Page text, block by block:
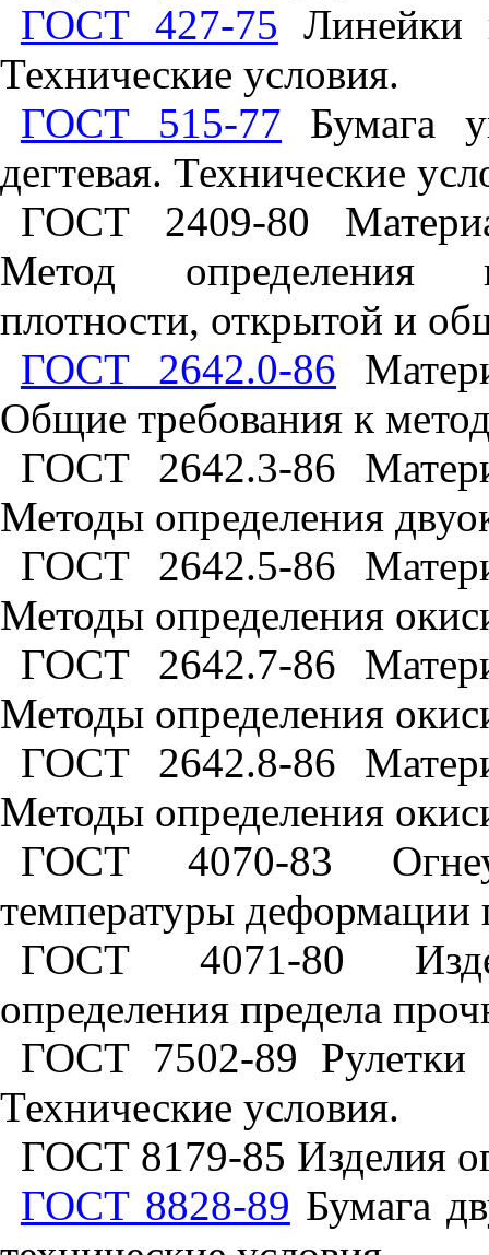
ГОСТ 427-75 Линейки
Технические условия.
ГОСТ 515-77 Бумага
дегтевая. Технические
ГОСТ 2409-80
Метод определения
плотности, открытой и
ГОСТ 2642.0-86
Общие требования к
ГОСТ 2642.3-86
Методы определения
ГОСТ 2642.5-86
Методы определения
ГОСТ 2642.7-86
Методы определения
ГОСТ 2642.8-86
Методы определения
ГОСТ 4070-83
температуры деформации
ГОСТ 4071-80
определения предела
ГОСТ 7502-89 Рулетки
Технические условия.
ГОСТ 8179-85 Изделия
ГОСТ 8828-89 Бумага